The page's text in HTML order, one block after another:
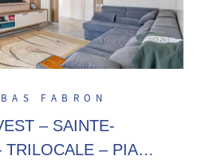
FABRON
– SAINTE-
– PIANO